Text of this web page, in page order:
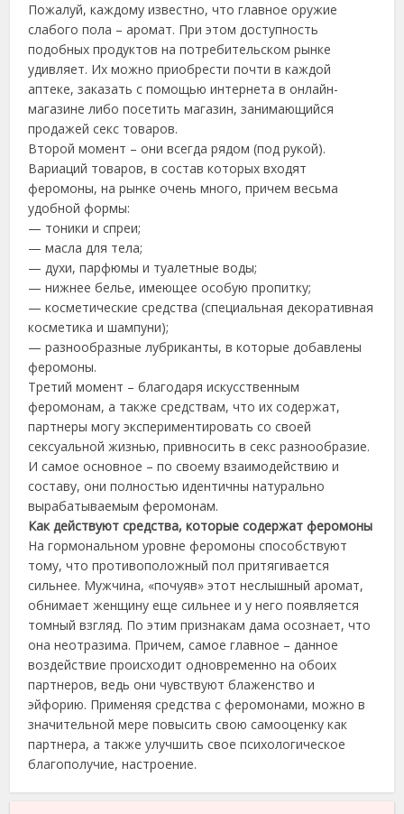
Пожалуй, каждому известно, что главное оружие
слабого пола – аромат. При этом доступность
подобных продуктов на потребительском рынке
удивляет. Их можно приобрести почти в каждой
аптеке, заказать с помощью интернета в онлайн-
магазине либо посетить магазин, занимающийся
продажей секс товаров.
Второй момент – они всегда рядом (под рукой).
Вариаций товаров, в состав которых входят
феромоны, на рынке очень много, причем весьма
удобной формы:
— тоники и спреи;
— масла для тела;
— духи, парфюмы и туалетные воды;
— нижнее белье, имеющее особую пропитку;
— косметические средства (специальная декоративная
косметика и шампуни);
— разнообразные лубриканты, в которые добавлены
феромоны.
Третий момент – благодаря искусственным
феромонам, а также средствам, что их содержат,
партнеры могу экспериментировать со своей
сексуальной жизнью, привносить в секс разнообразие.
И самое основное – по своему взаимодействию и
составу, они полностью идентичны натурально
вырабатываемым феромонам.
Как действуют средства, которые содержат феромоны
На гормональном уровне феромоны способствуют
тому, что противоположный пол притягивается
сильнее. Мужчина, «почуяв» этот неслышный аромат,
обнимает женщину еще сильнее и у него появляется
томный взгляд. По этим признакам дама осознает, что
она неотразима. Причем, самое главное – данное
воздействие происходит одновременно на обоих
партнеров, ведь они чувствуют блаженство и
эйфорию. Применяя средства с феромонами, можно в
значительной мере повысить свою самооценку как
партнера, а также улучшить свое психологическое
благополучие, настроение.